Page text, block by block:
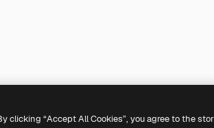
clicking “Accept All Cookies”, you agree to the